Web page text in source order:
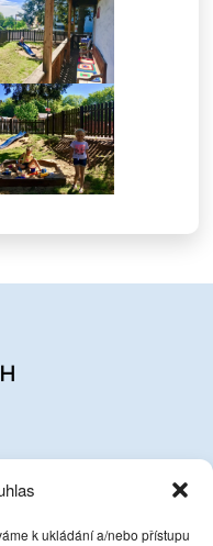
k ukládání a/nebo přístupu